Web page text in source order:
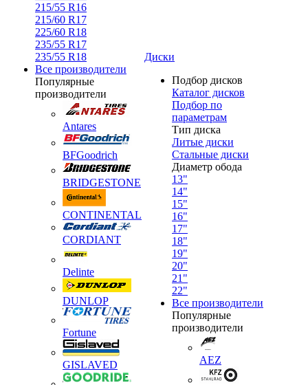
215/55 R16
215/60 R17
225/60 R18
235/55 R17
235/55 R18
Все производители
Популярные
производители
Antares
BFGoodrich
BRIDGESTONE
CONTINENTAL
CORDIANT
Delinte
DUNLOP
Fortune
GISLAVED
Диски
Подбор дисков
Каталог дисков
Подбор по
параметрам
Тип диска
Литые диски
Стальные диски
Диаметр обода
13"
14"
15"
16"
17"
18"
19"
20"
21"
22"
Все производители
Популярные
производители
AEZ